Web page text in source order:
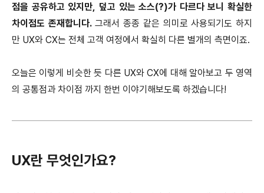
점을 공유하고 있지만, 덮고 있는 소스(?)가 다르다 보니 확실한
차이점도 존재합니다.그래서 종종 같은 의미로 사용되기도 하지
만 UX와 CX는 전체 고객 여정에서 확실히 다른 별개의 측면이죠.
오늘은 이렇게 비슷한 듯 다른 UX와 CX에 대해 알아보고 두 영역
의 공통점과 차이점 까지 한번 이야기해보도록 하겠습니다!
UX란 무엇인가요?